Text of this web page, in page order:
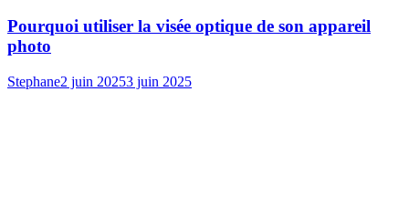
Pourquoi utiliser la visée optique de son appareil
photo
Stephane2 juin 20253 juin 2025